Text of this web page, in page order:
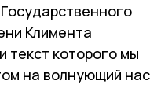
Климента
текст которого мы
на волнующий нас